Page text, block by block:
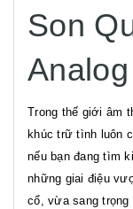
Son
Trong thế giới âm
khúc trữ tình luôn
nếu bạn đang tìm
những giai điệu
cổ, vừa sang trọng